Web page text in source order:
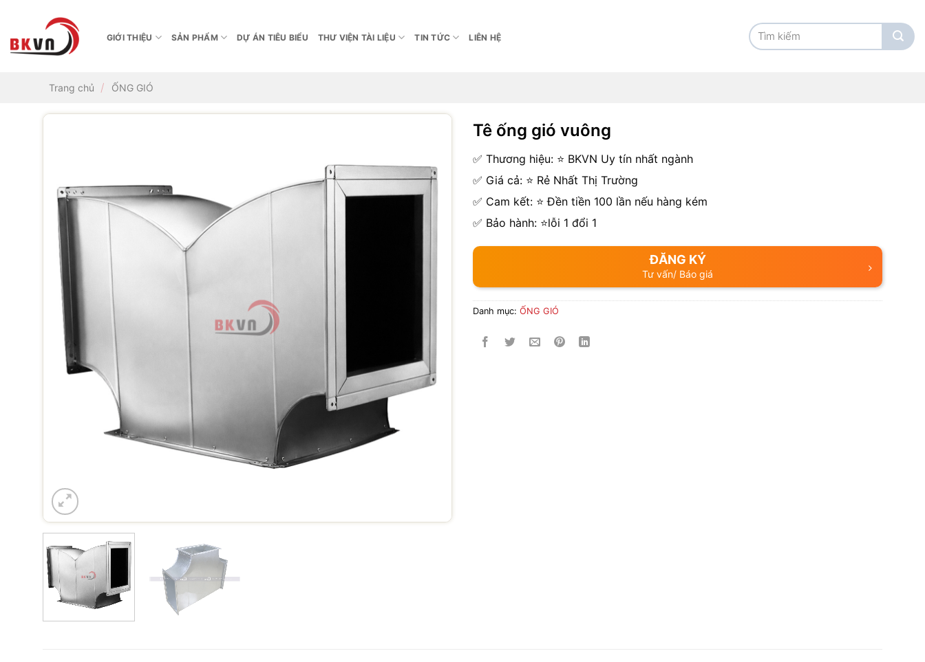
nội
GIỚI THIỆU SẢN PHẨM DỰ ÁN TIÊU BIỂU THƯ VIỆN TÀI LIỆU TIN TỨC LIÊN HỆ
Tìm
kiếm:
Trang chủ / ỐNG GIÓ
Tê ống gió vuông
✅ Thương hiệu: ⭐ BKVN Uy tín nhất ngành
✅ Giá cả: ⭐ Rẻ Nhất Thị Trường
✅ Cam kết: ⭐ Đền tiền 100 lần nếu hàng kém
✅ Bảo hành: ⭐lỗi 1 đổi 1
ĐĂNG KÝ
Tư vấn/ Báo giá
Danh mục: ỐNG GIÓ